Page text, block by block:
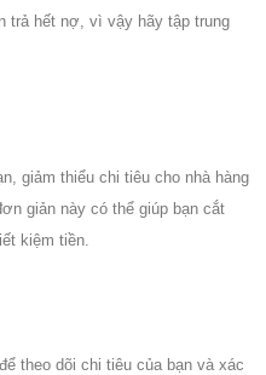
trả hết nợ, vì vậy hãy tập trung
giảm thiểu chi tiêu cho nhà hàng
giản này có thể giúp bạn cắt
kiệm tiền.
theo dõi chi tiêu của bạn và xác